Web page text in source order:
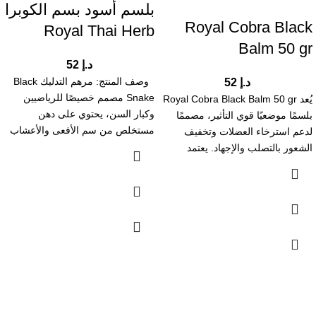
Royal Cobra Black
Balm 50 gr
د.إ 52
يُعد Royal Cobra Black Balm 50 gr
بلسمًا موضعيًا قوي التأثير، مصممًا
لدعم استرخاء العضلات وتخفيف
الشعور بالتصلب والإجهاد. يعتمد
بلسم أسود بسم الكوبرا
Royal Thai Herb
د.إ 52
وصف المنتج: مرهم التدليك Black
Snake مصمم خصيصًا للرياضيين
وكبار السن، يحتوي على دهن
مستخلص من سم الأفعى والأعشاب